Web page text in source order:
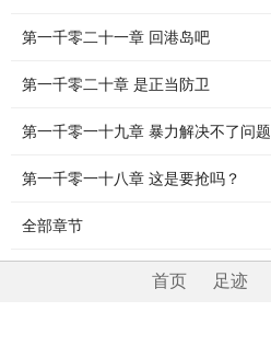
第一千零二十一章 回港岛吧
第一千零二十章 是正当防卫
第一千零一十九章 暴力解决不了问题
第一千零一十八章 这是要抢吗？
全部章节
首页 足迹